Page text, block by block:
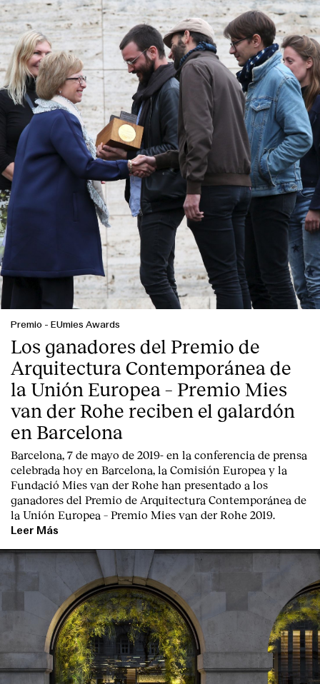
Premio - EUmies Awards
Los ganadores del Premio de
Arquitectura Contemporánea de
la Unión Europea – Premio Mies
van der Rohe reciben el galardón
en Barcelona
Barcelona, 7 de mayo de 2019- en la conferencia de prensa
celebrada hoy en Barcelona, la Comisión Europea y la
Fundació Mies van der Rohe han presentado a los
ganadores del Premio de Arquitectura Contemporánea de
la Unión Europea – Premio Mies van der Rohe 2019.
Leer Más